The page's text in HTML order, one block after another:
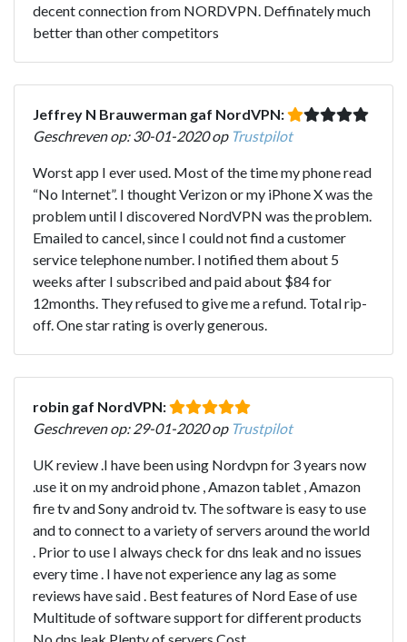
decent connection from NORDVPN. Deffinately much
better than other competitors
Jeffrey N Brauwerman gaf NordVPN:
Geschreven op: 30-01-2020 op Trustpilot
Worst app I ever used. Most of the time my phone read
“No Internet”. I thought Verizon or my iPhone X was the
problem until I discovered NordVPN was the problem.
Emailed to cancel, since I could not find a customer
service telephone number. I notified them about 5
weeks after I subscribed and paid about $84 for
12months. They refused to give me a refund. Total rip-
off. One star rating is overly generous.
robin gaf NordVPN:
Geschreven op: 29-01-2020 op Trustpilot
UK review .I have been using Nordvpn for 3 years now
.use it on my android phone , Amazon tablet , Amazon
fire tv and Sony android tv. The software is easy to use
and to connect to a variety of servers around the world
. Prior to use I always check for dns leak and no issues
every time . I have not experience any lag as some
reviews have said . Best features of Nord Ease of use
Multitude of software support for different products
No dns leak Plenty of servers Cost